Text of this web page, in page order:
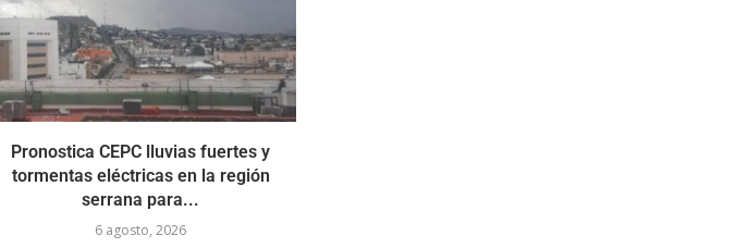
Pronostica CEPC lluvias fuertes y
tormentas eléctricas en la región
serrana para...
6 agosto, 2026